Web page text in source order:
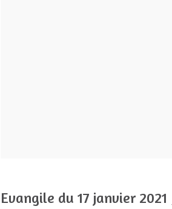
Evangile du 17 janvier